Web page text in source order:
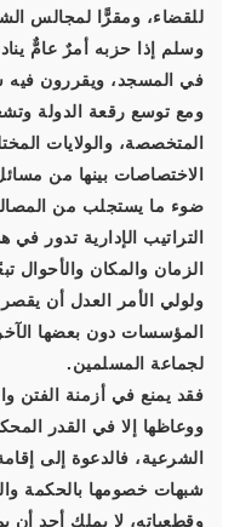
للقضاء، ومقرًّا لمجالس
في المسجد، ويقررون فيه
ومع توسع رقعة الدولة
المتخصصة، والولايات
الاختصاصات بينها من
ضوء ما يستجلب من
التراتيب الإدارية تدور في
الزمان والمكان والأحوال
ولولي الأمر العدل أن
المؤسسات دون بعضها
لجماعة المسلمين.
فقد يمنع في أزمنة الفتن
ووعاظها إلا في القدر
الشرعية، فالدعوة إلى
شبهات خصومها بالحكمة
وقطعياته، لا يملك أحد أن